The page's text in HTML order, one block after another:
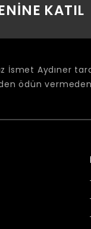
KATIL
İsmet Aydıner
ödün